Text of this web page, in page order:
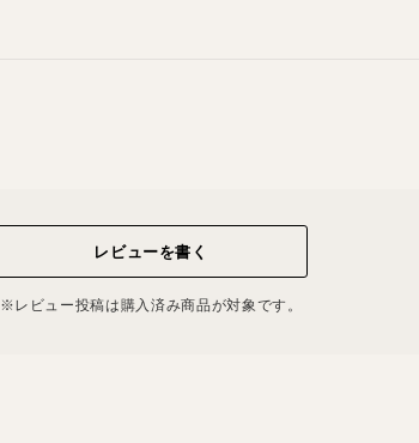
レビューを書く
※レビュー投稿は購⼊済み商品が対象です。